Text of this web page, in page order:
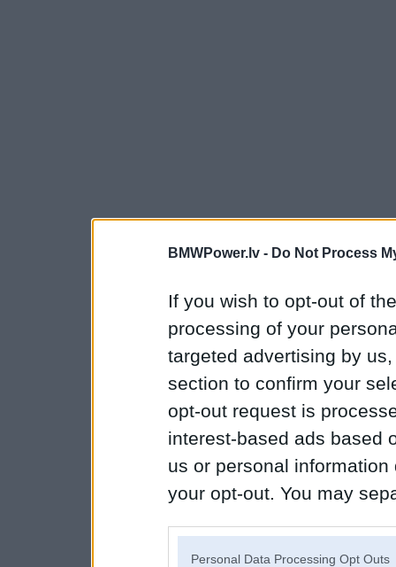
BMWPower.lv - Do Not Process
If you wish to opt-out of
processing of your
targeted advertising by
section to confirm your
opt-out request is
interest-based ads based
us or personal
your opt-out. You may
Personal Data Processing Opt Outs